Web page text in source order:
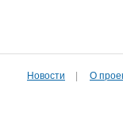
Новости О